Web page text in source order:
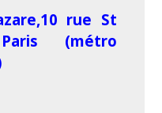
rue St
(métro